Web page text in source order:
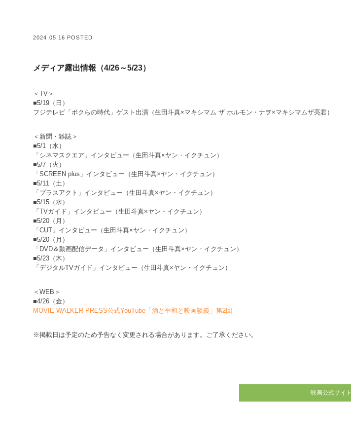
2024.05.16 POSTED
メディア露出情報（4/26～5/23）
＜TV＞
■5/19（日）
フジテレビ「ボクらの時代」ゲスト出演（生田斗真×マキシマム ザ ホルモン・ナヲ×マキシマムザ亮君）
＜新聞・雑誌＞
■5/1（水）
「シネマスクエア」インタビュー（生田斗真×ヤン・イクチュン）
■5/7（火）
「SCREEN plus」インタビュー（生田斗真×ヤン・イクチュン）
■5/11（土）
「プラスアクト」インタビュー（生田斗真×ヤン・イクチュン）
■5/15（水）
「TVガイド」インタビュー（生田斗真×ヤン・イクチュン）
■5/20（月）
「CUT」インタビュー（生田斗真×ヤン・イクチュン）
■5/20（月）
「DVD＆動画配信データ」インタビュー（生田斗真×ヤン・イクチュン）
■5/23（木）
「デジタルTVガイド」インタビュー（生田斗真×ヤン・イクチュン）
＜WEB＞
■4/26（金）
MOVIE WALKER PRESS公式YouTube「酒と平和と映画談義」第2回
※掲載日は予定のため予告なく変更される場合があります。ご了承ください。
映画公式サイト